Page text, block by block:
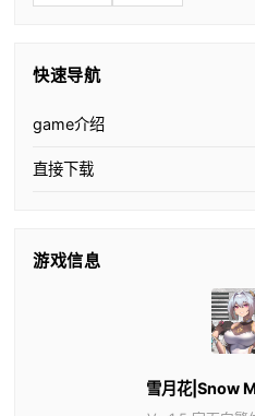
快速导航
game介绍
直接下载
游戏信息
雪月花|Snow